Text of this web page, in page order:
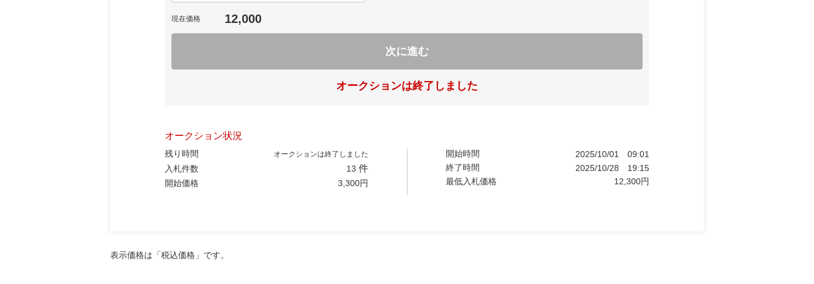
現在価格 12,000
次に進む
オークションは終了しました
オークション状況
残り時間 オークションは終了しました
入札件数 13 件
開始価格 3,300円
開始時間 2025/10/01
09:01
終了時間
2025/10/28
19:15
最低入札価格
12,300円
表示価格は「税込価格」です。